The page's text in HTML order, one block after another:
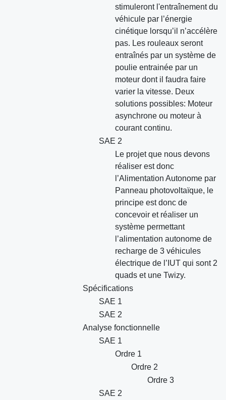
stimuleront l'entraînement du
véhicule par l’énergie
cinétique lorsqu’il n’accélère
pas. Les rouleaux seront
entraînés par un système de
poulie entrainée par un
moteur dont il faudra faire
varier la vitesse. Deux
solutions possibles: Moteur
asynchrone ou moteur à
courant continu.
SAE 2
Le projet que nous devons
réaliser est donc
l’Alimentation Autonome par
Panneau photovoltaïque, le
principe est donc de
concevoir et réaliser un
système permettant
l’alimentation autonome de
recharge de 3 véhicules
électrique de l’IUT qui sont 2
quads et une Twizy.
Spécifications
SAE 1
SAE 2
Analyse fonctionnelle
SAE 1
Ordre 1
Ordre 2
Ordre 3
SAE 2